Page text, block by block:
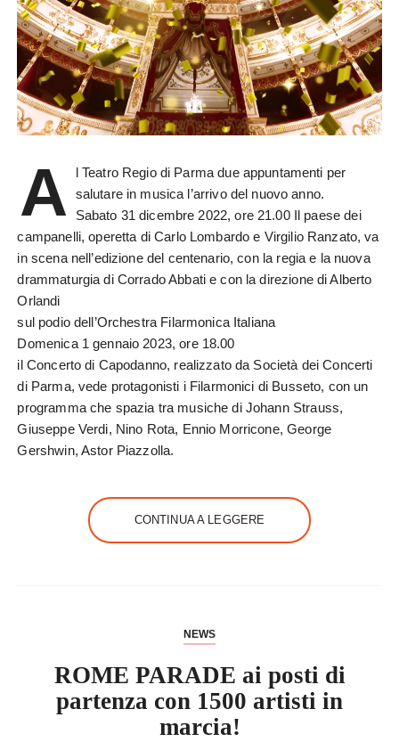
A
l Teatro Regio di Parma due appuntamenti per
salutare in musica l’arrivo del nuovo anno.
Sabato 31 dicembre 2022, ore 21.00 Il paese dei
campanelli, operetta di Carlo Lombardo e Virgilio Ranzato, va
in scena nell’edizione del centenario, con la regia e la nuova
drammaturgia di Corrado Abbati e con la direzione di Alberto
Orlandi
sul podio dell’Orchestra Filarmonica Italiana
Domenica 1 gennaio 2023, ore 18.00
il Concerto di Capodanno, realizzato da Società dei Concerti
di Parma, vede protagonisti i Filarmonici di Busseto, con un
programma che spazia tra musiche di Johann Strauss,
Giuseppe Verdi, Nino Rota, Ennio Morricone, George
Gershwin, Astor Piazzolla.
CONTINUA A LEGGERE
NEWS
ROME PARADE ai posti di
partenza con 1500 artisti in
marcia!